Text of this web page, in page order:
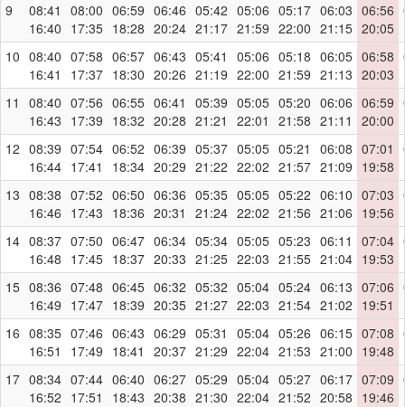
9
08:41
16:40
08:00
17:35
06:59
18:28
06:46
20:24
05:42
21:17
05:06
21:59
05:17
22:00
06:03
21:15
06:56
20:05
10 08:40
16:41
07:58
17:37
06:57
18:30
06:43
20:26
05:41
21:19
05:06
22:00
05:18
21:59
06:05
21:13
06:58
20:03
11
08:40
16:43
07:56
17:39
06:55
18:32
06:41
20:28
05:39
21:21
05:05
22:01
05:20
21:58
06:06
21:11
06:59
20:00
12 08:39
16:44
07:54
17:41
06:52
18:34
06:39
20:29
05:37
21:22
05:05
22:02
05:21
21:57
06:08
21:09
07:01
19:58
13 08:38
16:46
07:52
17:43
06:50
18:36
06:36
20:31
05:35
21:24
05:05
22:02
05:22
21:56
06:10
21:06
07:03
19:56
14 08:37
16:48
07:50
17:45
06:47
18:37
06:34
20:33
05:34
21:25
05:05
22:03
05:23
21:55
06:11
21:04
07:04
19:53
15 08:36
16:49
07:48
17:47
06:45
18:39
06:32
20:35
05:32
21:27
05:04
22:03
05:24
21:54
06:13
21:02
07:06
19:51
16 08:35
16:51
07:46
17:49
06:43
18:41
06:29
20:37
05:31
21:29
05:04
22:04
05:26
21:53
06:15
21:00
07:08
19:48
17 08:34
16:52
07:44
17:51
06:40
18:43
06:27
20:38
05:29
21:30
05:04
22:04
05:27
21:52
06:17
20:58
07:09
19:46